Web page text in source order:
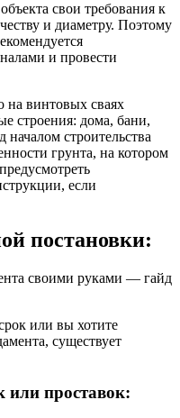
свои требования к
и диаметру. Поэтому
и провести
на винтовых сваях
строения: дома, бани,
строительства
грунта, на котором
если
постановки:
или вы хотите
существует
или проставок: